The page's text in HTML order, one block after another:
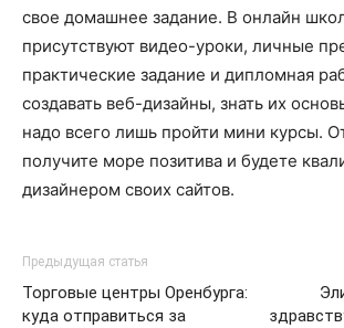
свое домашнее задание. В онлайн
присутствуют видео-уроки, личные
практические задание и дипломная
создавать веб-дизайны, знать их
надо всего лишь пройти мини курсы.
получите море позитива и будете
дизайнером своих сайтов.
Предыдущая статья
Торговые центры Оренбурга:
куда отправиться за